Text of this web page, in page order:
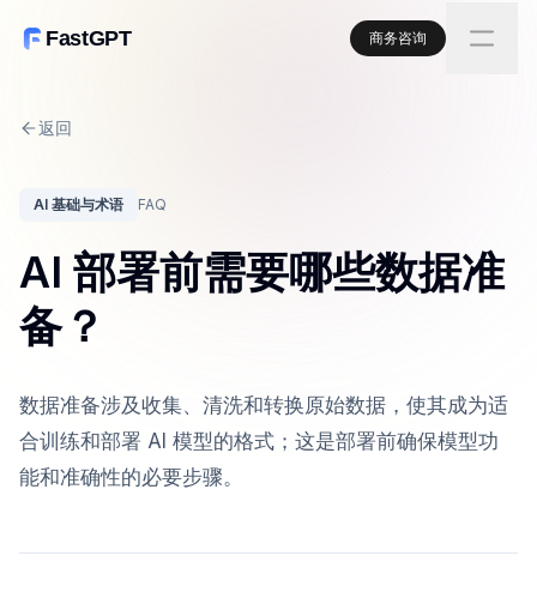
FastGPT 商务咨询
返回
AI 基础与术语 FAQ
AI 部署前需要哪些数据准
备？
数据准备涉及收集、清洗和转换原始数据，使其成为适
合训练和部署 AI 模型的格式；这是部署前确保模型功
能和准确性的必要步骤。